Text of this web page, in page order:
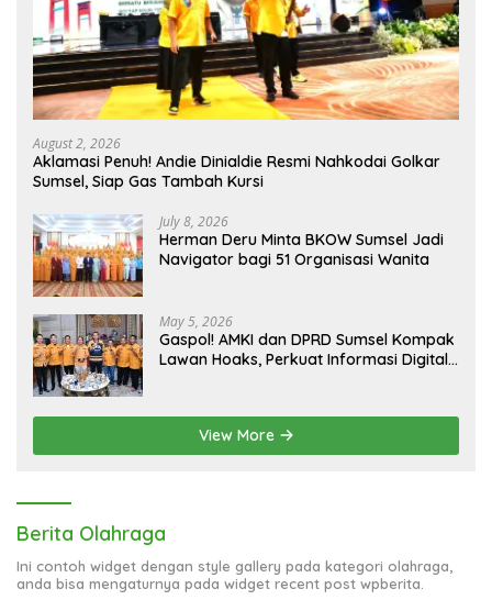
August 2, 2026
Aklamasi Penuh! Andie Dinialdie Resmi Nahkodai Golkar
Sumsel, Siap Gas Tambah Kursi
July 8, 2026
Herman Deru Minta BKOW Sumsel Jadi
Navigator bagi 51 Organisasi Wanita
May 5, 2026
Gaspol! AMKI dan DPRD Sumsel Kompak
Lawan Hoaks, Perkuat Informasi Digital
View More
Berita Olahraga
Ini contoh widget dengan style gallery pada kategori olahraga,
anda bisa mengaturnya pada widget recent post wpberita.